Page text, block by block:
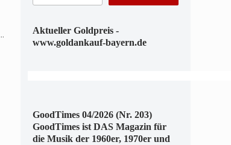
Aktueller Goldpreis -
www.goldankauf-bayern.de
GoodTimes 04/2026 (Nr. 203)
GoodTimes ist DAS Magazin für
die Musik der 1960er, 1970er und